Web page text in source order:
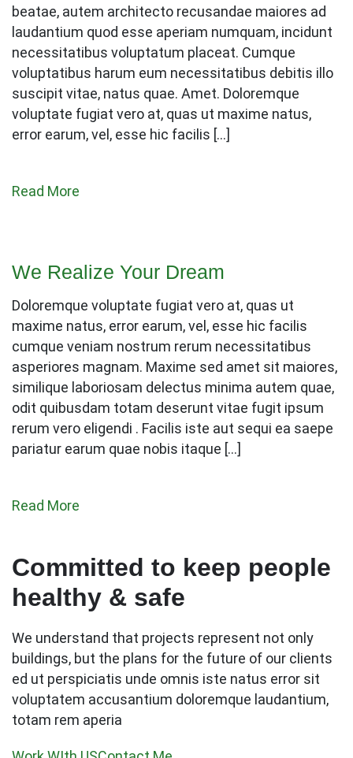
beatae, autem architecto recusandae maiores ad
laudantium quod esse aperiam numquam, incidunt
necessitatibus voluptatum placeat. Cumque
voluptatibus harum eum necessitatibus debitis illo
suscipit vitae, natus quae. Amet. Doloremque
voluptate fugiat vero at, quas ut maxime natus,
error earum, vel, esse hic facilis […]
Read More
We Realize Your Dream
Doloremque voluptate fugiat vero at, quas ut
maxime natus, error earum, vel, esse hic facilis
cumque veniam nostrum rerum necessitatibus
asperiores magnam. Maxime sed amet sit maiores,
similique laboriosam delectus minima autem quae,
odit quibusdam totam deserunt vitae fugit ipsum
rerum vero eligendi . Facilis iste aut sequi ea saepe
pariatur earum quae nobis itaque […]
Read More
Committed to keep people
healthy & safe
We understand that projects represent not only
buildings, but the plans for the future of our clients
ed ut perspiciatis unde omnis iste natus error sit
voluptatem accusantium doloremque laudantium,
totam rem aperia